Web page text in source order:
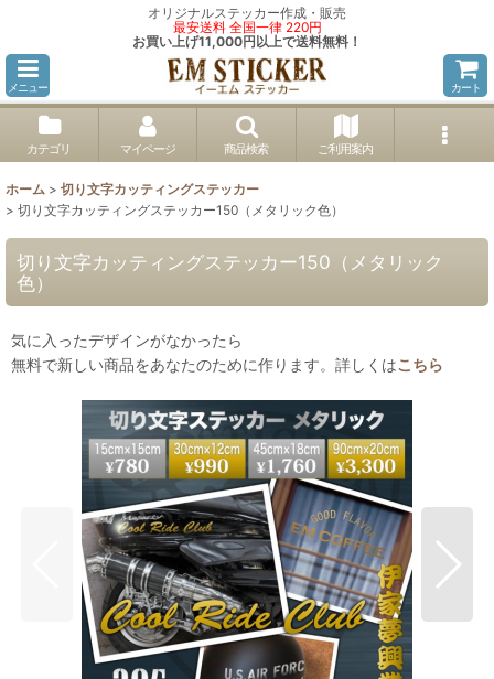
オリジナルステッカー作成・販売
最安送料 全国一律 220円
お買い上げ11,000円以上で送料無料！
メニュー カート
カテゴリ マイページ 商品検索 ご利用案内
ホーム > 切り文字カッティングステッカー
> 切り文字カッティングステッカー150（メタリック色）
切り文字カッティングステッカー150（メタリック
色）
気に入ったデザインがなかったら
無料で新しい商品をあなたのために作ります。詳しくはこちら